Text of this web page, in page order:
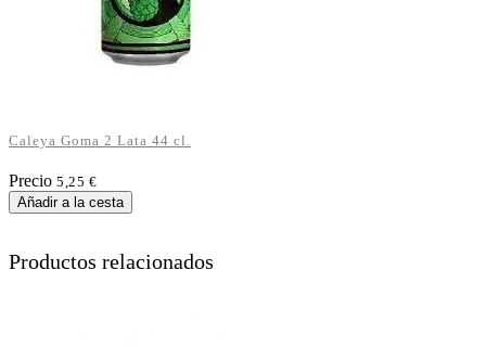
Caleya Goma 2 Lata 44 cl.
Precio 5,25 €
Añadir a la cesta
Productos relacionados